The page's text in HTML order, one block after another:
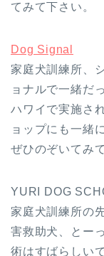
てみて下さい。
Dog Signal
家庭犬訓練所、
ョナルで一緒だ
ハワイで実施さ
ョップにも一緒
ぜひのぞいてみ
YURI DOG
家庭犬訓練所の
害救助犬、とー
術はすばらしい